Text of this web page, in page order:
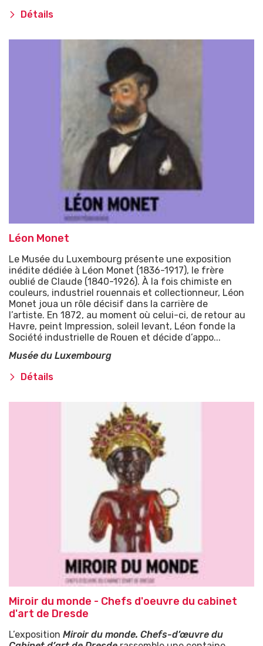
Détails
Léon Monet
Le Musée du Luxembourg présente une exposition
inédite dédiée à Léon Monet (1836-1917), le frère
oublié de Claude (1840-1926). À la fois chimiste en
couleurs, industriel rouennais et collectionneur, Léon
Monet joua un rôle décisif dans la carrière de
l’artiste. En 1872, au moment où celui-ci, de retour au
Havre, peint Impression, soleil levant, Léon fonde la
Société industrielle de Rouen et décide d’appo...
Musée du Luxembourg
Détails
Miroir du monde - Chefs d'oeuvre du cabinet
d'art de Dresde
L’exposition Miroir du monde. Chefs-d’œuvre du